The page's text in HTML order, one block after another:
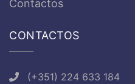
Contactos
CONTACTOS
(+351) 224 633 184